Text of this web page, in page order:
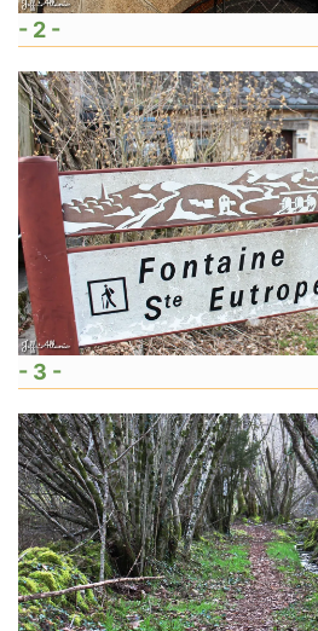
- 2 -
- 3 -